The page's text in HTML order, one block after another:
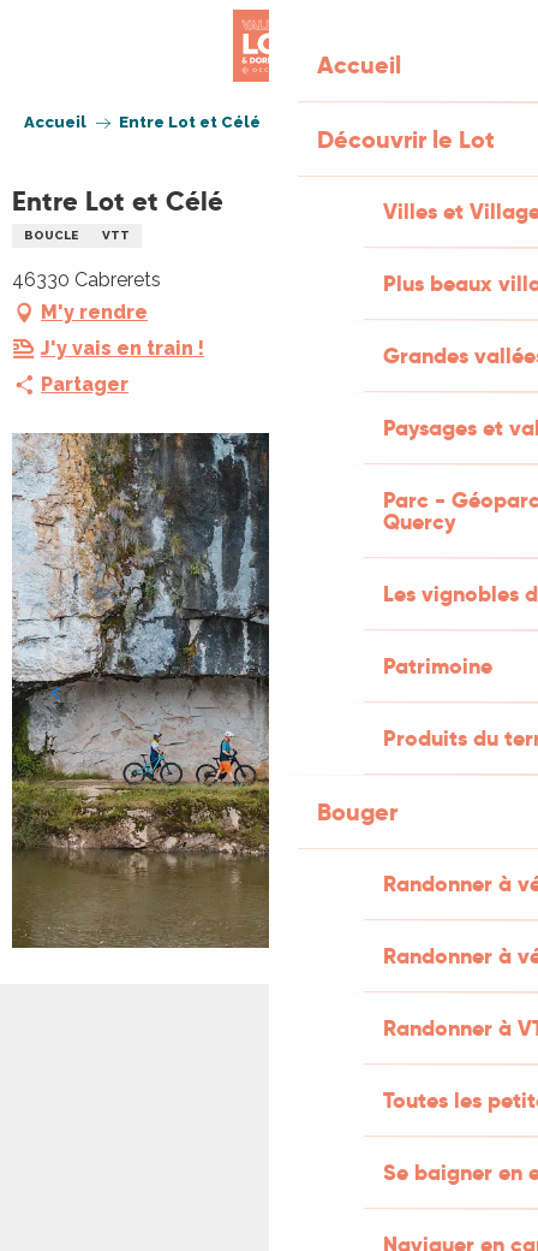
Accueil
Découvrir le Lot
Villes et
Plus beaux
Grandes
Paysages et
Parc -
Quercy
Les vignobles
Patrimoine
Produits du
Bouger
Randonner à
Randonner à
Randonner à
Toutes les
Se baigner en
Naviguer en
Accueil Entre Lot et Célé
Entre Lot et Célé
BOUCLE VTT
46330 Cabrerets
M'y rendre
J'y vais en train !
Partager